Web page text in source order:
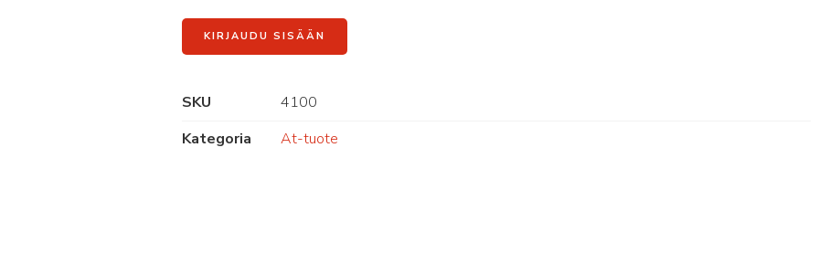
KIRJAUDU SISÄÄN
SKU
4100
Kategoria
At-tuote